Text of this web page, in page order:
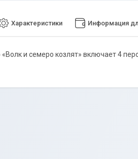
Характеристики Информация
и семеро козлят» включает 4